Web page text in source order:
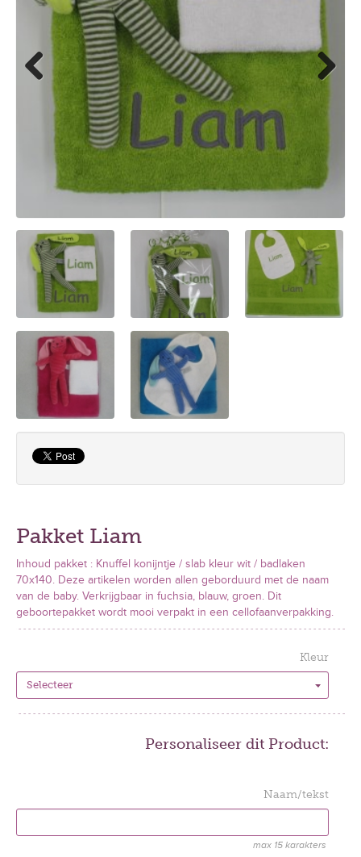
Previous
Pakket Liam
Inhoud pakket : Knuffel konijntje / slab kleur wit / badlaken
70x140. Deze artikelen worden allen geborduurd met de naam
van de baby. Verkrijgbaar in fuchsia, blauw, groen. Dit
geboortepakket wordt mooi verpakt in een cellofaanverpakking.
Kleur
Personaliseer dit Product:
Naam/tekst
max 15 karakters